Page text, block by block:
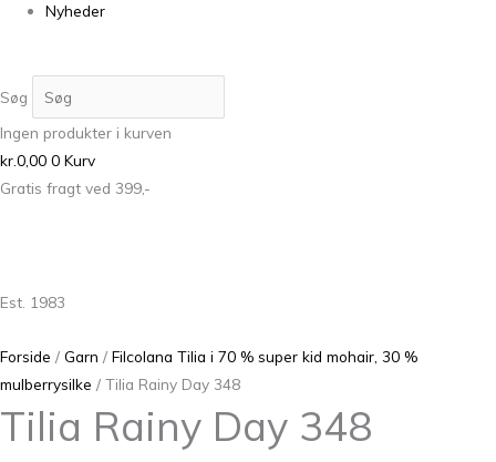
Nyheder
Søg
Ingen produkter i kurven
kr.0,00 0 Kurv
Gratis fragt ved 399,-
Est. 1983
Forside / Garn / Filcolana Tilia i 70 % super kid mohair, 30 %
mulberrysilke / Tilia Rainy Day 348
Tilia Rainy Day 348